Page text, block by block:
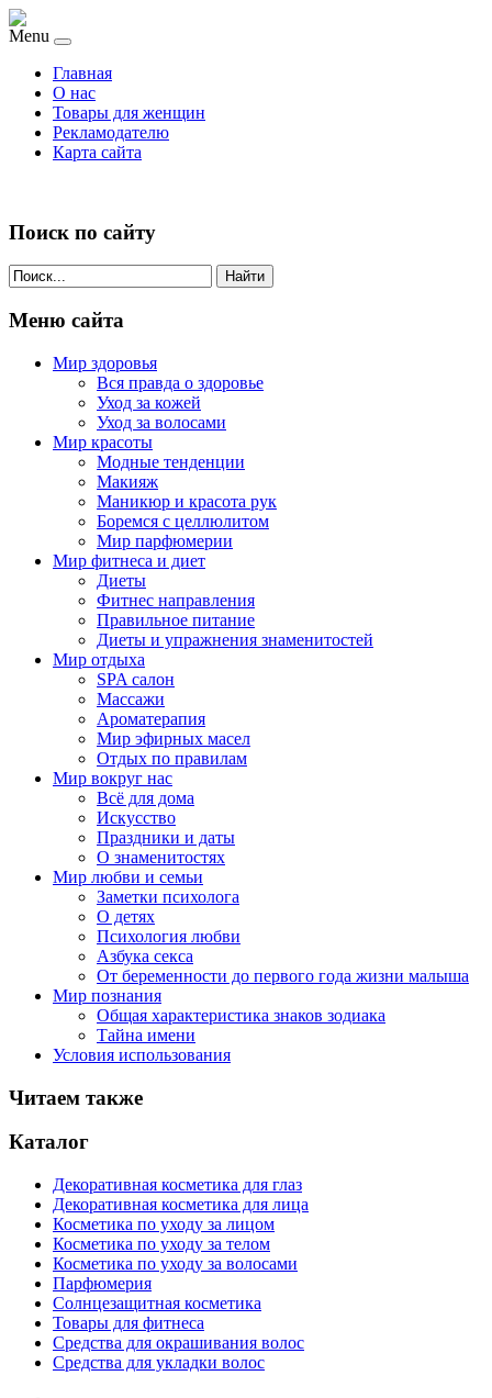
Menu
Главная
О нас
Товары для женщин
Рекламодателю
Карта сайта
Поиск по сайту
Найти
Меню сайта
Мир здоровья
Вся правда о здоровье
Уход за кожей
Уход за волосами
Мир красоты
Модные тенденции
Макияж
Маникюр и красота рук
Боремся с целлюлитом
Мир парфюмерии
Мир фитнеса и диет
Диеты
Фитнес направления
Правильное питание
Диеты и упражнения знаменитостей
Мир отдыха
SPA салон
Массажи
Ароматерапия
Мир эфирных масел
Отдых по правилам
Мир вокруг нас
Всё для дома
Искусство
Праздники и даты
О знаменитостях
Мир любви и семьи
Заметки психолога
О детях
Психология любви
Азбука секса
От беременности до первого года жизни малыша
Мир познания
Общая характеристика знаков зодиака
Тайна имени
Условия использования
Читаем также
Каталог
Декоративная косметика для глаз
Декоративная косметика для лица
Косметика по уходу за лицом
Косметика по уходу за телом
Косметика по уходу за волосами
Парфюмерия
Солнцезащитная косметика
Товары для фитнеса
Средства для окрашивания волос
Средства для укладки волос